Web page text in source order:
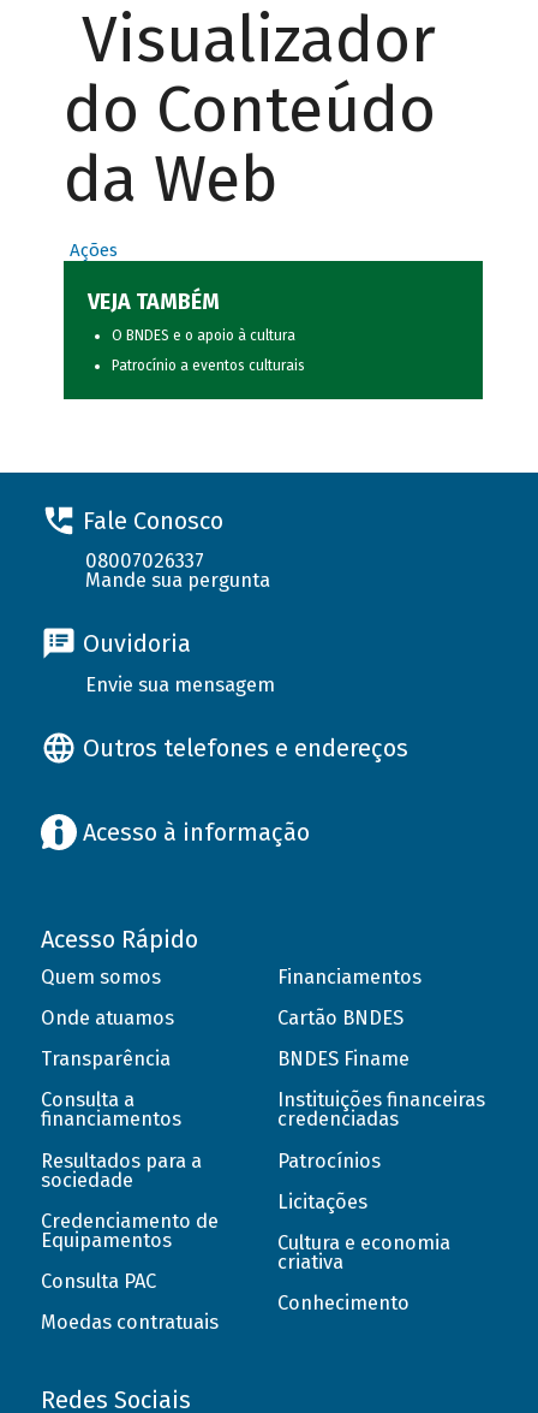
Visualizador
do Conteúdo
da Web
Ações
VEJA TAMBÉM
O BNDES e o apoio à cultura
Patrocínio a eventos culturais
Fale Conosco
08007026337
Mande sua pergunta
Ouvidoria
Envie sua mensagem
Outros telefones e endereços
Acesso à informação
Acesso Rápido
Quem somos
Onde atuamos
Transparência
Consulta a
financiamentos
Resultados para a
sociedade
Credenciamento de
Equipamentos
Consulta PAC
Moedas contratuais
Financiamentos
Cartão BNDES
BNDES Finame
Instituições financeiras
credenciadas
Patrocínios
Licitações
Cultura e economia
criativa
Conhecimento
Redes Sociais